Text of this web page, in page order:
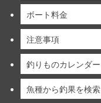
ボート料金
注意事項
釣りものカレンダー
魚種から釣果を検索